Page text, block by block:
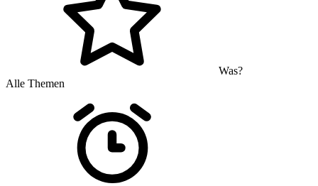
Was?
Alle Themen